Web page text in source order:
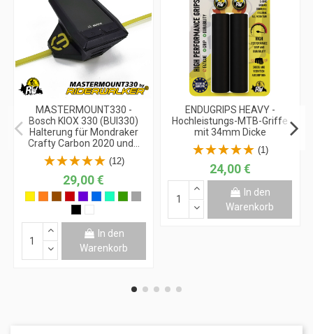
MASTERMOUNT330 -
Bosch KIOX 330 (BUI330)
Halterung für Mondraker
Crafty Carbon 2020 und...
(12)
29,00 €
In den
Warenkorb
ENDUGRIPS HEAVY -
Hochleistungs-MTB-Griffe
mit 34mm Dicke
(1)
24,00 €
In den
Warenkorb